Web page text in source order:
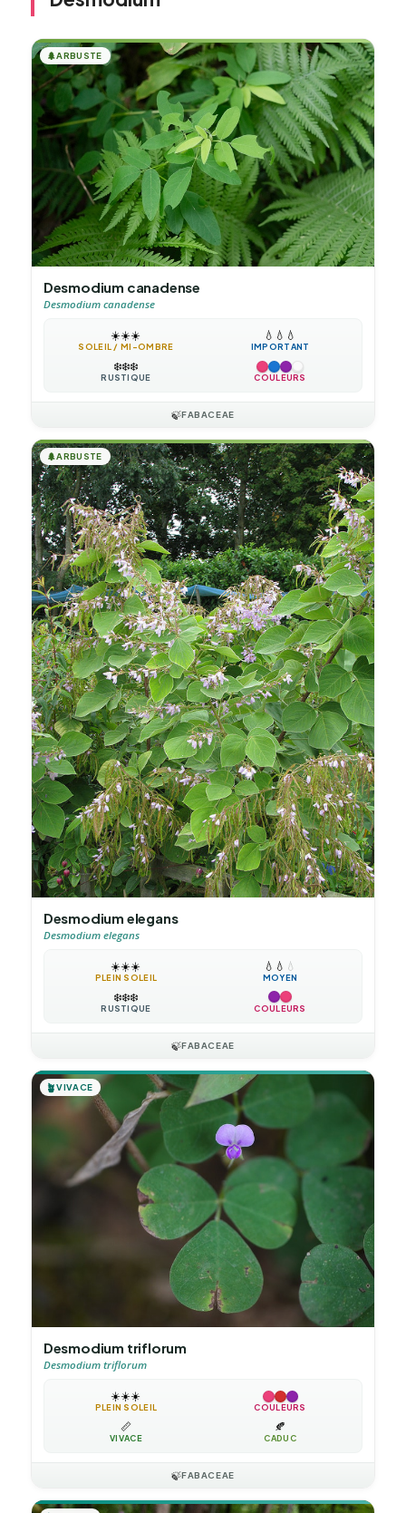
🌲ARBUSTE
Desmodium canadense
Desmodium canadense
☀️☀️☀️
SOLEIL / MI-OMBRE
💧 💧 💧
IMPORTANT
❄️❄️❄️
RUSTIQUE COULEURS
🍃FABACEAE
🌲ARBUSTE
Desmodium elegans
Desmodium elegans
☀️☀️☀️
PLEIN SOLEIL
💧 💧 💧
MOYEN
❄️❄️❄️
RUSTIQUE COULEURS
🍃FABACEAE
🪴VIVACE
Desmodium triflorum
Desmodium triflorum
☀️☀️☀️
PLEIN SOLEIL COULEURS
📏
VIVACE
🍂
CADUC
🍃FABACEAE